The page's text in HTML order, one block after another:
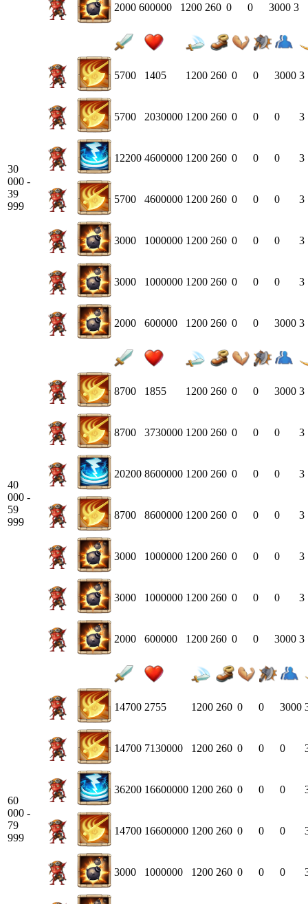
2000 600000 1200 260 0 0 3000 3
30
000 -
39
999
5700 1405 1200 260 0 0 3000 3
5700 2030000 1200 260 0 0 0 3
12200 4600000 1200 260 0 0 0 3
5700 4600000 1200 260 0 0 0 3
3000 1000000 1200 260 0 0 0 3
3000 1000000 1200 260 0 0 0 3
2000 600000 1200 260 0 0 3000 3
40
000 -
59
999
8700 1855 1200 260 0 0 3000 3
8700 3730000 1200 260 0 0 0 3
20200 8600000 1200 260 0 0 0 3
8700 8600000 1200 260 0 0 0 3
3000 1000000 1200 260 0 0 0 3
3000 1000000 1200 260 0 0 0 3
2000 600000 1200 260 0 0 3000 3
60
000 -
79
999
14700 2755 1200 260 0 0 3000
14700 7130000 1200 260 0 0 0
36200 16600000 1200 260 0 0 0
14700 16600000 1200 260 0 0 0
3000 1000000 1200 260 0 0 0